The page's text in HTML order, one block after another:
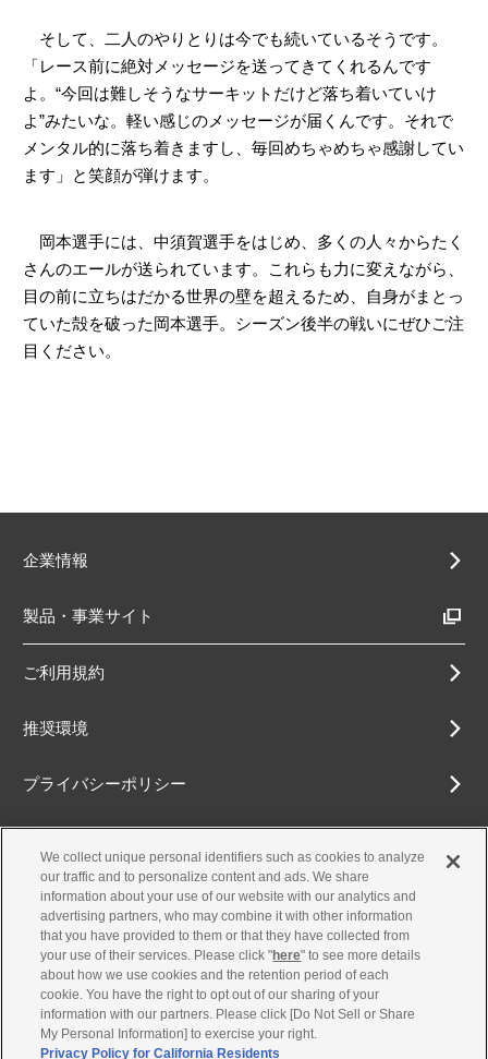
そして、二人のやりとりは今でも続いているそうです。
「レース前に絶対メッセージを送ってきてくれるんです
よ。“今回は難しそうなサーキットだけど落ち着いていけ
よ”みたいな。軽い感じのメッセージが届くんです。それで
メンタル的に落ち着きますし、毎回めちゃめちゃ感謝してい
ます」と笑顔が弾けます。
岡本選手には、中須賀選手をはじめ、多くの人々からたく
さんのエールが送られています。これらも力に変えながら、
目の前に立ちはだかる世界の壁を超えるため、自身がまとっ
ていた殻を破った岡本選手。シーズン後半の戦いにぜひご注
目ください。
企業情報
製品・事業サイト
ご利用規約
推奨環境
プライバシーポリシー
アクセシビリティ方針
古物営業法に基づく表示
お問合せ
We collect unique personal identifiers such as cookies to analyze
our traffic and to personalize content and ads. We share
information about your use of our website with our analytics and
advertising partners, who may combine it with other information
that you have provided to them or that they have collected from
your use of their services. Please click "here" to see more details
about how we use cookies and the retention period of each
cookie. You have the right to opt out of our sharing of your
information with our partners. Please click [Do Not Sell or Share
My Personal Information] to exercise your right.
Privacy Policy for California Residents